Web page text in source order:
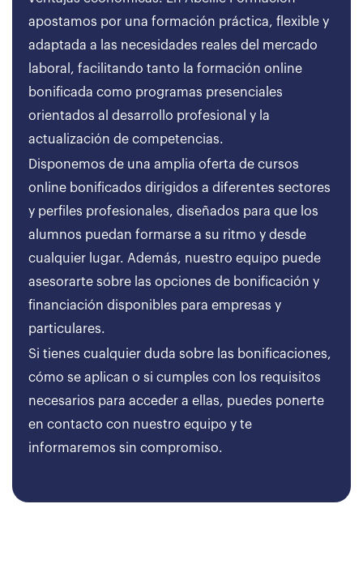
apostamos por una formación práctica, flexible y
adaptada a las necesidades reales del mercado
laboral, facilitando tanto la formación online
bonificada como programas presenciales
orientados al desarrollo profesional y la
actualización de competencias.
Disponemos de una amplia oferta de cursos
online bonificados dirigidos a diferentes sectores
y perfiles profesionales, diseñados para que los
alumnos puedan formarse a su ritmo y desde
cualquier lugar. Además, nuestro equipo puede
asesorarte sobre las opciones de bonificación y
financiación disponibles para empresas y
particulares.
Si tienes cualquier duda sobre las bonificaciones,
cómo se aplican o si cumples con los requisitos
necesarios para acceder a ellas, puedes ponerte
en contacto con nuestro equipo y te
informaremos sin compromiso.